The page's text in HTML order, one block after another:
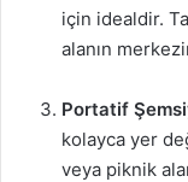
için idealdir.
alanın
Portatif
kolayca yer
veya piknik